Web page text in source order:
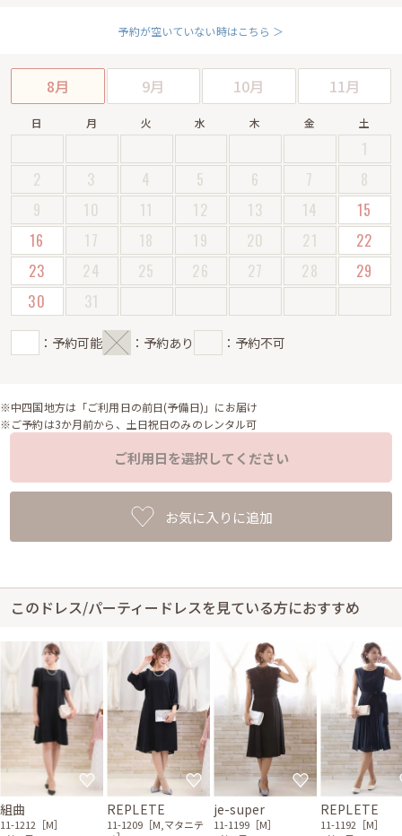
予約が空いていない時はこちら ＞
8月 9月 10月 11月
日 月 火 水 木 金 土
1
2
3 4 5 6 7
8
9
10 11 12 13 14
15
16
17 18 19 20 21
22
23
24 25 26 27 28
29
30
31
：予約可能 ：予約あり ：予約不可
※中四国地方は「ご利用日の前日(予備日)」にお届け
※ご予約は3か月前から、土日祝日のみのレンタル可
ご利用日を選択してください
お気に入りに追加
このドレス/パーティードレスを見ている方におすすめ
組曲
11-1212［M］
REPLETE
11-1209［M,マタニテ
je-super
11-1199［M］
REPLETE
11-1192［M］